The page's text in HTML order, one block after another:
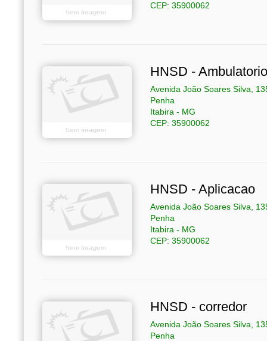
CEP: 35900062
HNSD -
Avenida João Soares Silva,
Penha
Itabira - MG
CEP: 35900062
HNSD - Aplicacao
Avenida João Soares Silva,
Penha
Itabira - MG
CEP: 35900062
HNSD - corredor
Avenida João Soares Silva,
Penha